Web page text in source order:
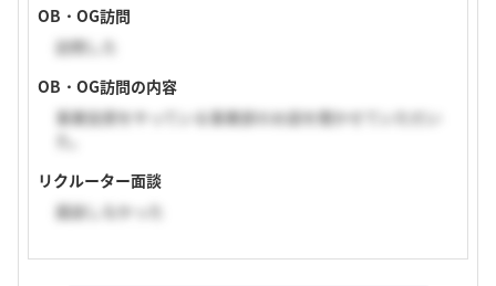
OB・OG訪問
訪問した
OB・OG訪問の内容
事業投資をやっている事業部のお話を聞かせていただい
リクルーター面談
面談しなかった